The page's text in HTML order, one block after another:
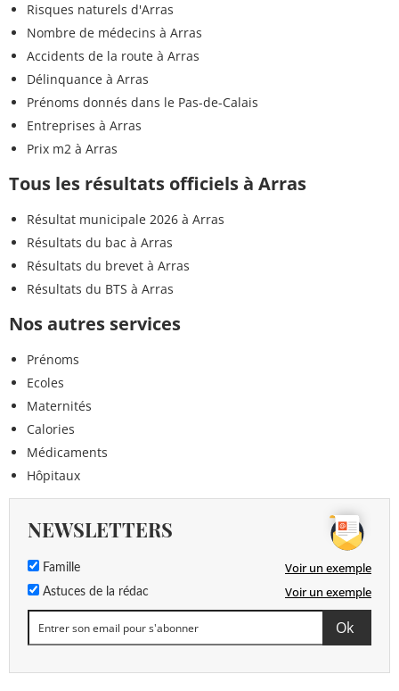
Risques naturels d'Arras
Nombre de médecins à Arras
Accidents de la route à Arras
Délinquance à Arras
Prénoms donnés dans le Pas-de-Calais
Entreprises à Arras
Prix m2 à Arras
Tous les résultats officiels à Arras
Résultat municipale 2026 à Arras
Résultats du bac à Arras
Résultats du brevet à Arras
Résultats du BTS à Arras
Nos autres services
Prénoms
Ecoles
Maternités
Calories
Médicaments
Hôpitaux
NEWSLETTERS
Famille Voir un exemple
Astuces de la rédac Voir un exemple